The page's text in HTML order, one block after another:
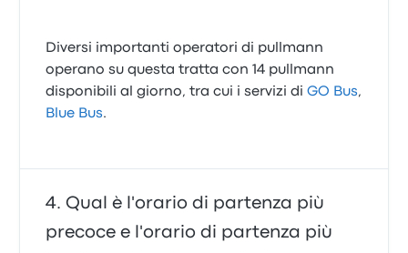
Diversi importanti operatori di pullmann
operano su questa tratta con 14 pullmann
disponibili al giorno, tra cui i servizi diGO Bus,
Blue Bus.
Qual è l'orario di partenza più
precoce e l'orario di partenza più